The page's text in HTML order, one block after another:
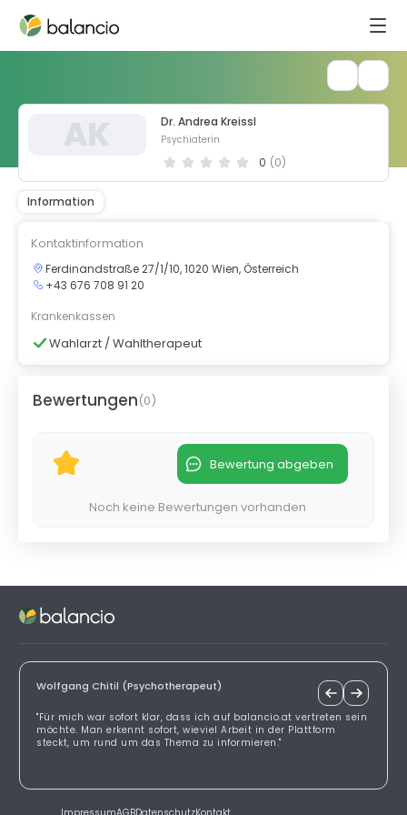
Dr. Andrea Kreissl
Psychiaterin
0 (0)
Information
Kontaktinformation
Ferdinandstraße 27/1/10, 1020 Wien, Österreich
+43 676 708 91 20
Krankenkassen
Wahlarzt / Wahltherapeut
Bewertungen(0)
Bewertung abgeben
Noch keine Bewertungen vorhanden
Wolfgang Chitil (Psychotherapeut)
"Für mich war sofort klar, dass ich auf balancio.at vertreten sein
möchte. Man erkennt sofort, wieviel Arbeit in der Plattform
steckt, um rund um das Thema zu informieren."